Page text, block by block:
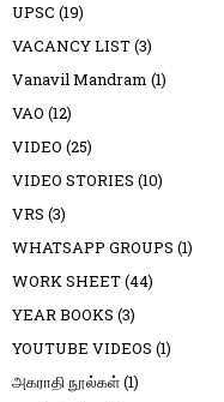
UPSC (19)
VACANCY LIST(3)
Vanavil Mandram (1)
VAO (12)
VIDEO (25)
VIDEO STORIES (10)
VRS (3)
WHATSAPP GROUPS (1)
WORK SHEET(44)
YEAR BOOKS (3)
YOUTUBE VIDEOS (1)
அகராதி நூல்கள்(1)